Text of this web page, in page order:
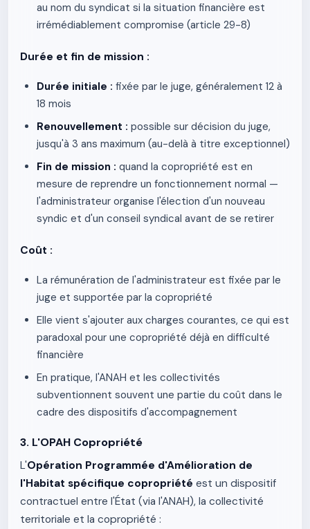
au nom du syndicat si la situation financière est
irrémédiablement compromise (article 29-8)
Durée et fin de mission :
Durée initiale : fixée par le juge, généralement 12 à
18 mois
Renouvellement : possible sur décision du juge,
jusqu'à 3 ans maximum (au-delà à titre exceptionnel)
Fin de mission : quand la copropriété est en
mesure de reprendre un fonctionnement normal —
l'administrateur organise l'élection d'un nouveau
syndic et d'un conseil syndical avant de se retirer
Coût :
La rémunération de l'administrateur est fixée par le
juge et supportée par la copropriété
Elle vient s'ajouter aux charges courantes, ce qui est
paradoxal pour une copropriété déjà en difficulté
financière
En pratique, l'ANAH et les collectivités
subventionnent souvent une partie du coût dans le
cadre des dispositifs d'accompagnement
3. L'OPAH Copropriété
L'Opération Programmée d'Amélioration de
l'Habitat spécifique copropriété est un dispositif
contractuel entre l'État (via l'ANAH), la collectivité
territoriale et la copropriété :